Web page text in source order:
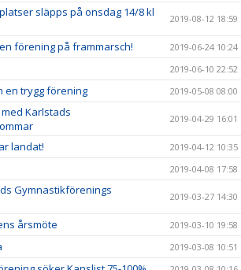
släpps på onsdag 14/8 kl
2019-08-12 18:59
förening på frammarsch! 2019-06-24 10:24
2019-06-10 22:52
en trygg förening 2019-05-08 08:00
Karlstads
2019-04-29 16:01
landat! 2019-04-12 10:35
2019-04-08 17:58
Gymnastikförenings
2019-03-27 14:30
årsmöte 2019-03-10 19:58
2019-03-08 10:51